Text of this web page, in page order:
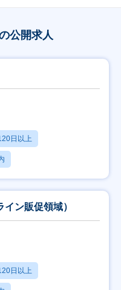
公開求人
日以上
ン販促領域）
日以上